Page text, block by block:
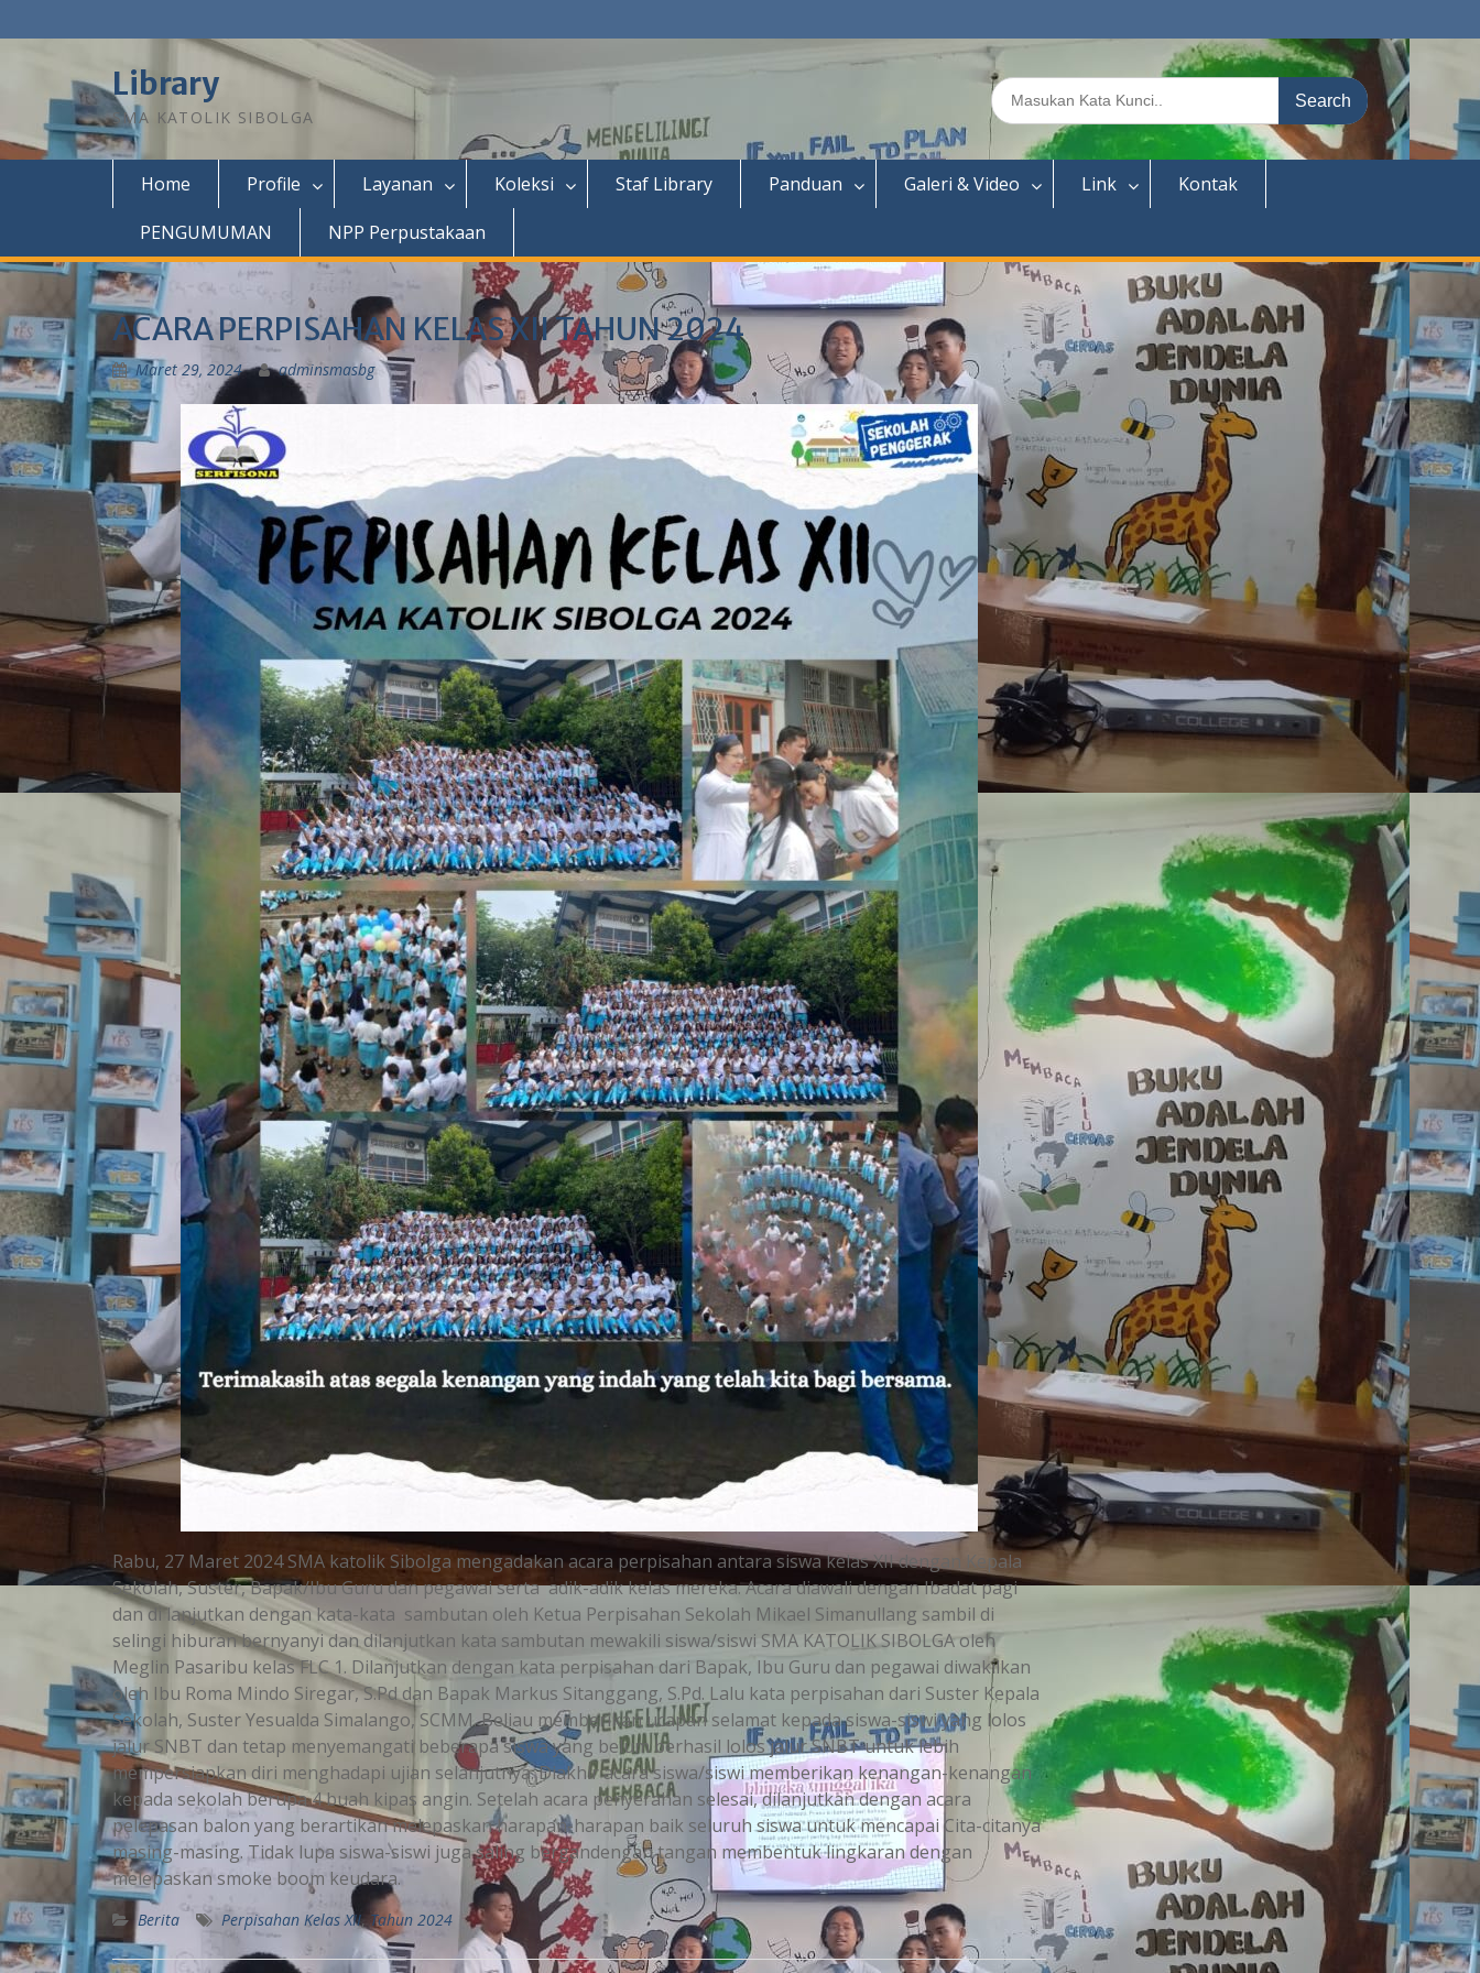
Library
SMA KATOLIK SIBOLGA
Home Profile Layanan Koleksi Staf Library Panduan Galeri & Video Link
Kontak
PENGUMUMAN
NPP Perpustakaan
ACARA PERPISAHAN KELAS XII TAHUN 2024
Maret 29, 2024 adminsmasbg
Rabu, 27 Maret 2024 SMA katolik Sibolga mengadakan acara perpisahan antara siswa kelas XII dengan Kepala
Sekolah, Suster, Bapak/Ibu Guru dan pegawai serta adik-adik kelas mereka. Acara diawali dengan Ibadat pagi
dan di lanjutkan dengan kata-kata sambutan oleh Ketua Perpisahan Sekolah Mikael Simanullang sambil di
selingi hiburan bernyanyi dan dilanjutkan kata sambutan mewakili siswa/siswi SMA KATOLIK SIBOLGA oleh
Meglin Pasaribu kelas FLC 1. Dilanjutkan dengan kata perpisahan dari Bapak, Ibu Guru dan pegawai diwakilkan
oleh Ibu Roma Mindo Siregar, S.Pd dan Bapak Markus Sitanggang, S.Pd. Lalu kata perpisahan dari Suster Kepala
Sekolah, Suster Yesualda Simalango, SCMM. Beliau memberikan ucapan selamat kepada siswa-siswi yang lolos
jalur SNBT dan tetap menyemangati beberapa siswa yang belum berhasil lolos jalur SNBT untuk lebih
mempersiapkan diri menghadapi ujian selanjutnya. Diakhir acara siswa/siswi memberikan kenangan-kenangan
kepada sekolah berupa 4 buah kipas angin. Setelah acara penyerahan selesai, dilanjutkan dengan acara
pelepasan balon yang berartikan melepaskan harapan-harapan baik seluruh siswa untuk mencapai Cita-citanya
masing-masing. Tidak lupa siswa-siswi juga saling bergandengan tangan membentuk lingkaran dengan
melepaskan smoke boom keudara.
Berita Perpisahan Kelas XII,Tahun 2024